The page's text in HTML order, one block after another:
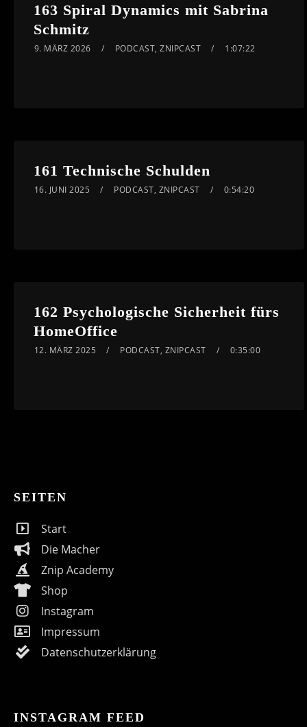
163 Spiral Dynamics mit Sabrina
Schmitz
9. MÄRZ 2026 PODCAST,ZNIPCAST 1:07:22
161 Technische Schulden
16. JUNI 2025 PODCAST, ZNIPCAST 0:54:20
162 Psychologische Sicherheit fürs
HomeOffice
12. MÄRZ 2025 PODCAST, ZNIPCAST 0:35:00
SEITEN
Start
Die Macher
Znip Academy
Shop
Instagram
Impressum
Datenschutzerklärung
INSTAGRAM FEED